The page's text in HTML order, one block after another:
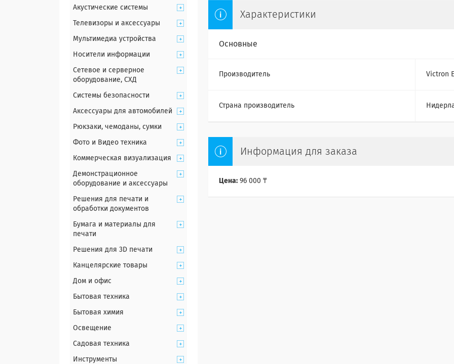
Характеристики
Основные
Производитель Victron
Страна производитель
Информация для заказа
Цена: 96 000 ₸
Акустические системы
Телевизоры и аксессуары
Мультимедиа устройства
Носители информации
Сетевое и серверное
оборудование, СХД
Системы безопасности
Аксессуары для автомобилей
Рюкзаки, чемоданы, сумки
Фото и Видео техника
Коммерческая визуализация
Демонстрационное
оборудование и аксессуары
Решения для печати и
обработки документов
Бумага и материалы для
печати
Решения для 3D печати
Канцелярские товары
Дом и офис
Бытовая техника
Бытовая химия
Освещение
Садовая техника
Инструменты